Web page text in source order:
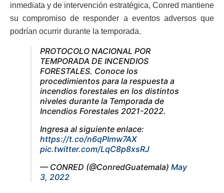
inmediata y de intervención estratégica, Conred mantiene
su compromiso de responder a eventos adversos que
podrían ocurrir durante la temporada.
PROTOCOLO NACIONAL POR
TEMPORADA DE INCENDIOS
FORESTALES. Conoce los
procedimientos para la respuesta a
incendios forestales en los distintos
niveles durante la Temporada de
Incendios Forestales 2021-2022.
Ingresa al siguiente enlace:
https://t.co/n6qPImw7AX
pic.twitter.com/LqC8p8xsRJ
— CONRED (@ConredGuatemala) May
3, 2022